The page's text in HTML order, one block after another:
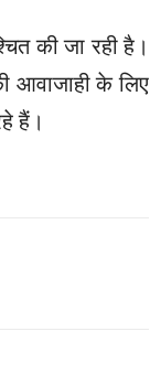
की जा रही है।
आवाजाही के लिए
हैं।